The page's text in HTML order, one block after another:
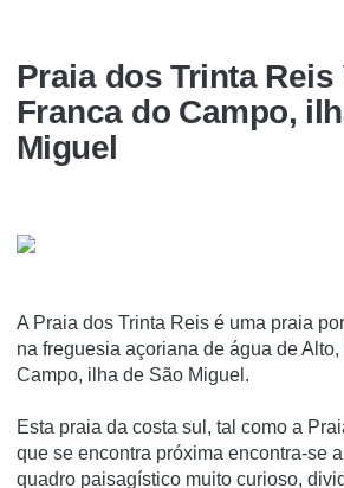
Praia dos Trinta Reis
Franca do Campo,
Miguel
A Praia dos Trinta Reis é uma praia
na freguesia açoriana de água de
Campo, ilha de São Miguel.
Esta praia da costa sul, tal como a
que se encontra próxima encontra-se
quadro paisagí­stico muito curioso,